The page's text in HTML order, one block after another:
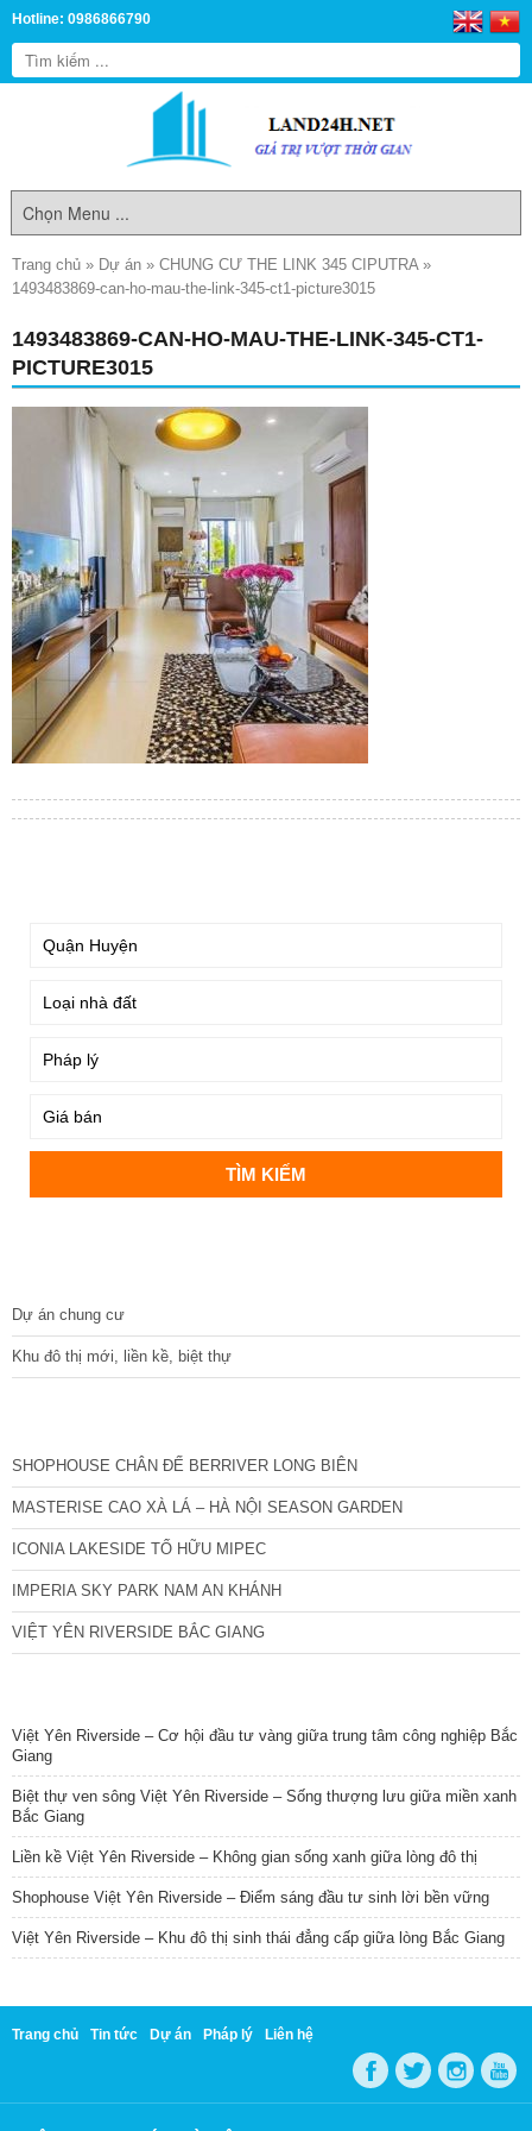
Hotline: 0986866790
Trang chủ » Dự án » CHUNG CƯ THE LINK 345 CIPUTRA»
1493483869-can-ho-mau-the-link-345-ct1-picture3015
1493483869-CAN-HO-MAU-THE-LINK-345-CT1-
PICTURE3015
Dự án chung cư
Khu đô thị mới, liền kề, biệt thự
SHOPHOUSE CHÂN ĐẾ BERRIVER LONG BIÊN
MASTERISE CAO XÀ LÁ – HÀ NỘI SEASON GARDEN
ICONIA LAKESIDE TỐ HỮU MIPEC
IMPERIA SKY PARK NAM AN KHÁNH
VIỆT YÊN RIVERSIDE BẮC GIANG
Việt Yên Riverside – Cơ hội đầu tư vàng giữa trung tâm công nghiệp Bắc
Giang
Biệt thự ven sông Việt Yên Riverside – Sống thượng lưu giữa miền xanh
Bắc Giang
Liền kề Việt Yên Riverside – Không gian sống xanh giữa lòng đô thị
Shophouse Việt Yên Riverside – Điểm sáng đầu tư sinh lời bền vững
Việt Yên Riverside – Khu đô thị sinh thái đẳng cấp giữa lòng Bắc Giang
Trang chủ Tin tức Dự án Pháp lý Liên hệ